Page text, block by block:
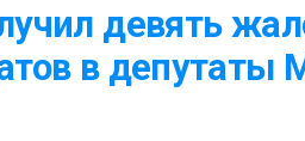
девять
в депутаты